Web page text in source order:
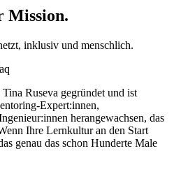
Mission.
inklusiv und menschlich.
Ruseva gegründet und ist
Expert:innen,
herangewachsen, das
Ihre Lernkultur an den Start
genau das schon Hunderte Male